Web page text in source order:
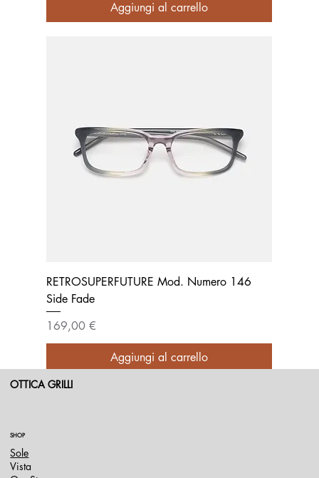
Aggiungi al carrello
RETROSUPERFUTURE Mod. Numero 146
Side Fade
Prezzo
169,00 €
Aggiungi al carrello
OTTICA GRILLI
SHOP
Sole
Vista